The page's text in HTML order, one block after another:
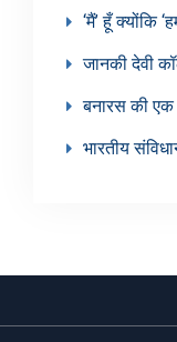
‘मैं’ हूँ क्योंकि
जानकी देवी
बनारस की एक
भारतीय